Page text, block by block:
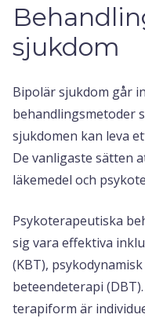
sjukdom
Bipolär sjukdom går
behandlingsmetoder
sjukdomen kan leva
De vanligaste sätten
läkemedel och
Psykoterapeutiska
sig vara effektiva
(KBT),
beteendeterapi
terapiform är